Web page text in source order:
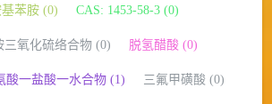
苯胺 (0) CAS: 1453-58-3 (0)
氧化硫络合物 (0) 脱氢醋酸 (0)
酸一盐酸一水合物 (1) 三氟甲磺酸 (0)